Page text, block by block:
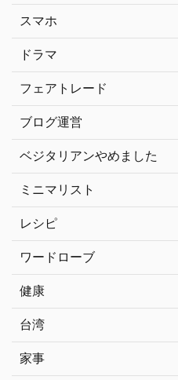
スマホ
ドラマ
フェアトレード
ブログ運営
ベジタリアンやめました
ミニマリスト
レシピ
ワードローブ
健康
台湾
家事